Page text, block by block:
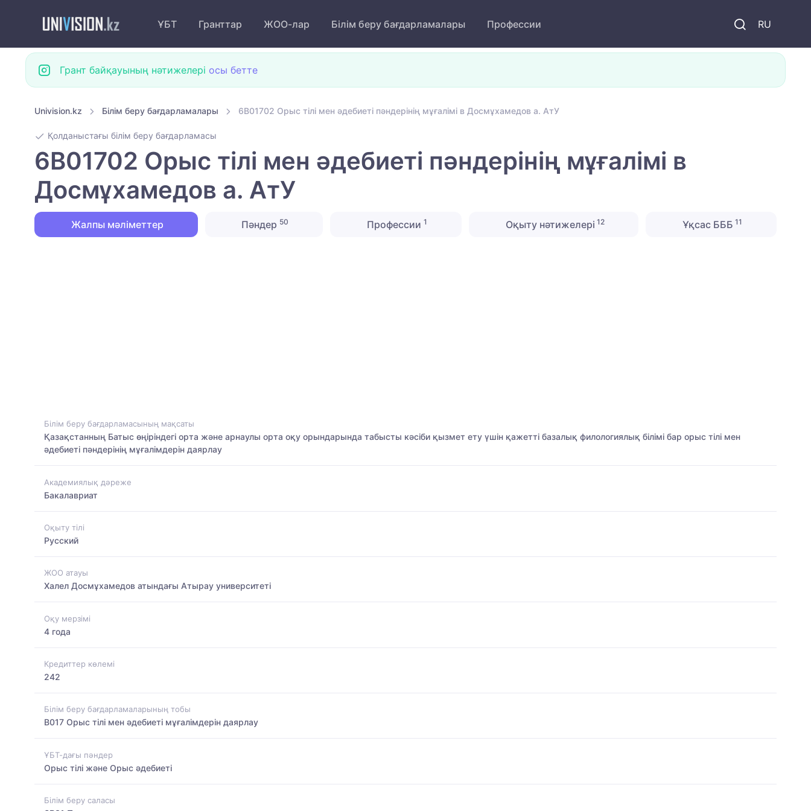
RU
ҰБТ Гранттар ЖОО-лар Білім беру бағдарламалары Профессии
Грант байқауының нәтижелері осы бетте
Univision.kz Білім беру бағдарламалары 6B01702 Орыс тілі мен әдебиеті пәндерінің мұғалімі в Досмұхамедов а. АтУ
Қолданыстағы білім беру бағдарламасы
6B01702 Орыс тілі мен әдебиеті пәндерінің мұғалімі в
Досмұхамедов а. АтУ
Жалпы мәліметтер Пәндер 50 Профессии 1 Оқыту нәтижелері 12 Ұқсас БББ 11
Білім беру бағдарламасының мақсаты
Қазақстанның Батыс өңіріндегі орта және арнаулы орта оқу орындарында табысты кәсіби қызмет ету үшін қажетті базалық филологиялық білімі бар орыс тілі мен
әдебиеті пәндерінің мұғалімдерін даярлау
Академиялық дәреже
Бакалавриат
Оқыту тілі
Русский
ЖОО атауы
Халел Досмұхамедов атындағы Атырау университеті
Оқу мерзімі
4 года
Кредиттер көлемі
242
Білім беру бағдарламаларының тобы
B017 Орыс тілі мен әдебиеті мұғалімдерін даярлау
ҰБТ-дағы пәндер
Орыс тілі және Орыс әдебиеті
Білім беру саласы